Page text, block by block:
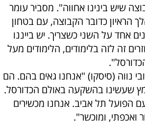
שיש בינינו אחווה". מסביר עומר
הראיון כדובר הקבוצה, עם בטחון
אחד על השני כשצריך. יש בייננו
זה לזה בלימודים, הלימודים מעל
נווה (סיסקו) "אנחנו גאים בהם. הם
שעשינו בהשקעה באולם הכדורסל.
הפועל תל אביב. אנחנו מכשירים
ואכפתי, ומוכשר".